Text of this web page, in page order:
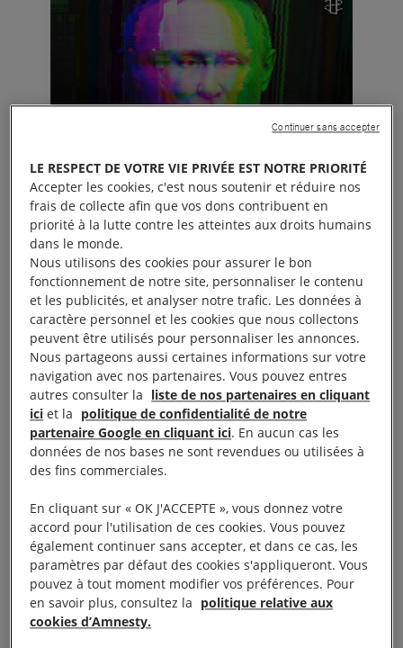
Dans un futur proche mais indéfini, Vladimir
Poutine finit par être arrêté et traduit en
justice. Il est présumé coupable de crimes de
guerre pour la déportation illégale et le
transfert illégal d’enfants ukrainiens des zones
occupées d’Ukraine vers la Fédération de
Russie dès les premiers mois de l’invasion
russe à grande échelle, en février 2022.
Plongez dans cette fiction documentée qui, si
on se mobilise pour, deviendra peut-être
réalité. Historique !
LE RESPECT DE VOTRE VIE PRIVÉE EST NOTRE PRIORITÉ
Accepter les cookies, c'est nous soutenir et réduire nos
frais de collecte afin que vos dons contribuent en
priorité à la lutte contre les atteintes aux droits humains
dans le monde.
Nous utilisons des cookies pour assurer le bon
fonctionnement de notre site, personnaliser le contenu
et les publicités, et analyser notre trafic. Les données à
caractère personnel et les cookies que nous collectons
peuvent être utilisés pour personnaliser les annonces.
Nous partageons aussi certaines informations sur votre
navigation avec nos partenaires. Vous pouvez entres
autres consulter la liste de nos partenaires en cliquant
ici et la politique de confidentialité de notre
partenaire Google en cliquant ici. En aucun cas les
données de nos bases ne sont revendues ou utilisées à
des fins commerciales.
En cliquant sur « OK J'ACCEPTE », vous donnez votre
accord pour l'utilisation de ces cookies. Vous pouvez
également continuer sans accepter, et dans ce cas, les
paramètres par défaut des cookies s'appliqueront. Vous
pouvez à tout moment modifier vos préférences. Pour
en savoir plus, consultez la politique relative aux
cookies d’Amnesty.
Continuer sans accepter